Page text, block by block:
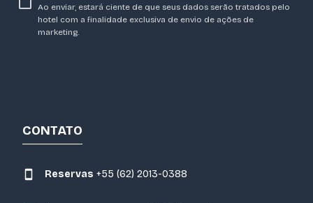
Ao enviar, estará ciente de que seus dados serão tratados pelo
hotel com a finalidade exclusiva de envio de ações de
marketing.
CONTATO
Reservas +55 (62) 2013-0388